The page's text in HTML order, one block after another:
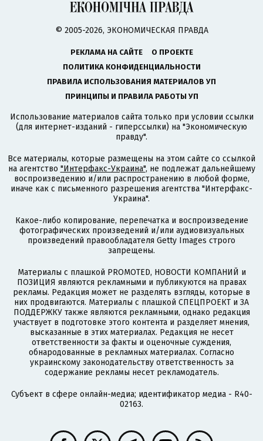
© 2005-2026, ЭКОНОМИЧЕСКАЯ ПРАВДА
РЕКЛАМА НА САЙТЕ
О ПРОЕКТЕ
ПОЛИТИКА КОНФИДЕНЦИАЛЬНОСТИ
ПРАВИЛА ИСПОЛЬЗОВАНИЯ МАТЕРИАЛОВ УП
ПРИНЦИПЫ И ПРАВИЛА РАБОТЫ УП
Использование материалов сайта только при условии ссылки
(для интернет-изданий - гиперссылки) на "Экономическую
правду".
Все материалы, которые размещены на этом сайте со ссылкой
на агентство "Интерфакс-Украина", не подлежат дальнейшему
воспроизведению и/или распространению в любой форме,
иначе как с письменного разрешения агентства "Интерфакс-
Украина".
Какое-либо копирование, перепечатка и воспроизведение
фотографических произведений и/или аудиовизуальных
произведений правообладателя Getty Images строго
запрещены.
Материалы с плашкой PROMOTED, НОВОСТИ КОМПАНИЙ и
ПОЗИЦИЯ являются рекламными и публикуются на правах
рекламы. Редакция может не разделять взгляды, которые в
них продвигаются. Материалы с плашкой СПЕЦПРОЕКТ и ЗА
ПОДДЕРЖКУ также являются рекламными, однако редакция
участвует в подготовке этого контента и разделяет мнения,
высказанные в этих материалах. Редакция не несет
ответственности за факты и оценочные суждения,
обнародованные в рекламных материалах. Согласно
украинскому законодательству ответственность за
содержание рекламы несет рекламодатель.
Субъект в сфере онлайн-медиа; идентификатор медиа - R40-
02163.